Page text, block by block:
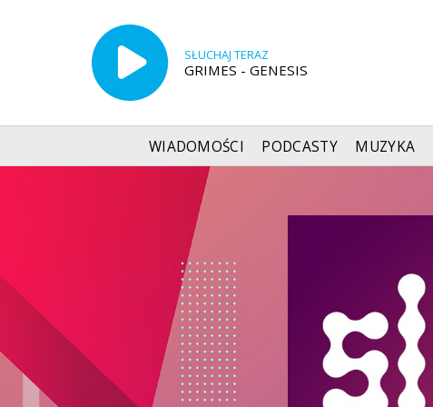
SŁUCHAJ TERAZ
GRIMES - GENESIS
WIADOMOŚCI PODCASTY MUZYKA